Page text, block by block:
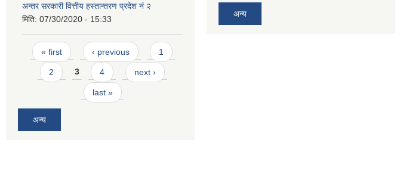
अन्तर सरकारी वित्तीय हस्तान्तरण प्रदेश नं २
मिति: 07/30/2020 - 15:33
Pages
« first ‹ previous 1
2 3 4 next ›
last »
अन्य
अन्य